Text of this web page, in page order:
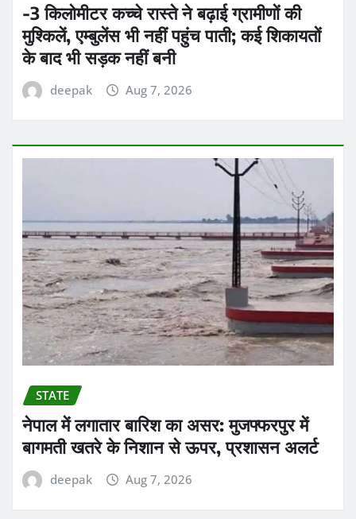
-3 किलोमीटर कच्चे रास्ते ने बढ़ाई ग्रामीणों की
मुश्किलें, एम्बुलेंस भी नहीं पहुंच पाती; कई शिकायतों
के बाद भी सड़क नहीं बनी
deepak Aug 7, 2026
STATE
नेपाल में लगातार बारिश का असर: मुजफ्फरपुर में
बागमती खतरे के निशान से ऊपर, प्रशासन अलर्ट
deepak Aug 7, 2026